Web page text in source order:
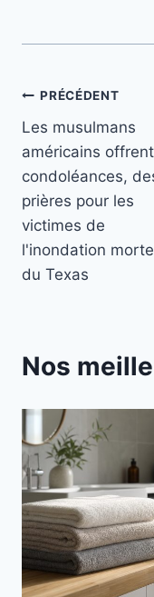
Navigation
de
l’article
PRÉCÉDENT
Les musulmans
américains
condoléances,
prières pour les
victimes de
l'inondation
du Texas
Nos